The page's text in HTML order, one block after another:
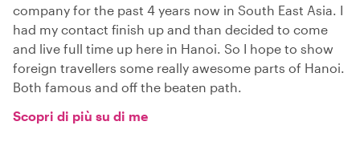
company for the past 4 years now in South East Asia. I
had my contact finish up and than decided to come
and live full time up here in Hanoi. So I hope to show
foreign travellers some really awesome parts of Hanoi.
Both famous and off the beaten path.
Scopri di più su di me